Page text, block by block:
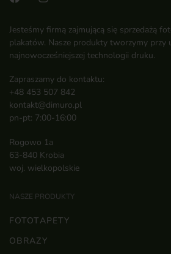
Jesteśmy firmą zajmującą się sprzedażą
plakatów. Nasze produkty tworzymy przy
najnowocześniejszej technologii druku.
Zapraszamy do kontaktu:
+48 453 507 842
kontakt@dimuro.pl
pn-pt: 7:00-16:00
Rogowo 1a
63-840 Krobia
woj. wielkopolskie
NASZE PRODUKTY
FOTOTAPETY
OBRAZY